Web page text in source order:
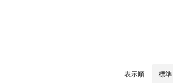
表示順